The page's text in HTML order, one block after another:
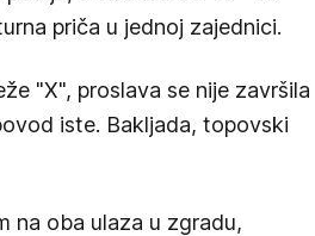
priča u jednoj zajednici.
"X", proslava se nije završila
iste. Bakljada, topovski
na oba ulaza u zgradu,